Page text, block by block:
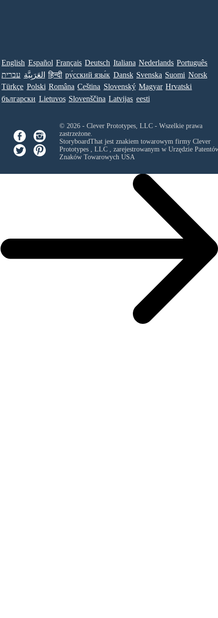
English Español Français Deutsch Italiana Nederlands Português
עברית العَرَبِيَّة हिन्दी ру́сский язы́к Dansk Svenska Suomi Norsk
Türkçe Polski Româna Ceština Slovenský Magyar Hrvatski
български Lietuvos Slovenščina Latvijas eesti
© 2026 - Clever Prototypes, LLC - Wszelkie prawa
zastrzeżone.
StoryboardThat jest znakiem towarowym firmy Clever
Prototypes , LLC, zarejestrowanym w Urzędzie
Znaków Towarowych USA